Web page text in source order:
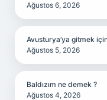
Ağustos 6, 2026
Avusturya’ya gitmek
Ağustos 5, 2026
Baldızım ne demek ?
Ağustos 4, 2026